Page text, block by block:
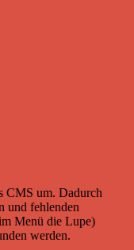
CMS um. Dadurch
und fehlenden
Menü die Lupe)
werden.